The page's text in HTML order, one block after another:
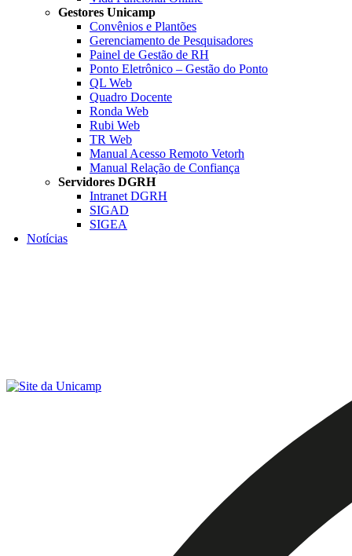
Gestores Unicamp
Convênios e Plantões
Gerenciamento de Pesquisadores
Painel de Gestão de RH
Ponto Eletrônico – Gestão do Ponto
QL Web
Quadro Docente
Ronda Web
Rubi Web
TR Web
Manual Acesso Remoto Vetorh
Manual Relação de Confiança
Servidores DGRH
Intranet DGRH
SIGAD
SIGEA
Notícias